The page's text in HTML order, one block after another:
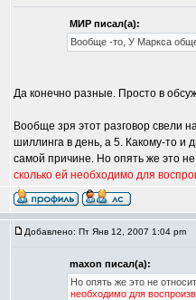
МИР писал(а):
Вообще -то, У Маркса
Да конечно разные. Просто в
Вообще зря этот разговор свели
шиллинга в день, а 5. Какому-то и
самой причине. Но опять же это
сколько ей необходимо для
Добавлено: Пт Янв 12, 2007 1:04 pm
maxon писал(а):
Но опять же это не
необходимо для